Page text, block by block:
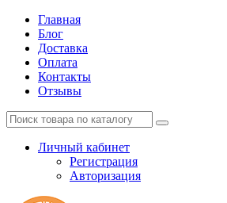
Главная
Блог
Доставка
Оплата
Контакты
Отзывы
Личный кабинет
Регистрация
Авторизация